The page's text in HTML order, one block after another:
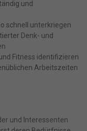
und
schnell unterkriegen
Denk- und
Fitness identifizieren
Arbeitszeiten
und Interessenten